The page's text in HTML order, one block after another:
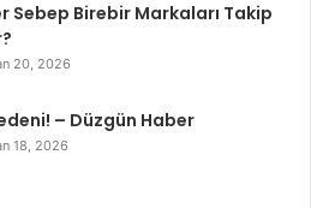
Sebep Birebir Markaları Takip
20, 2026
– Düzgün Haber
18, 2026